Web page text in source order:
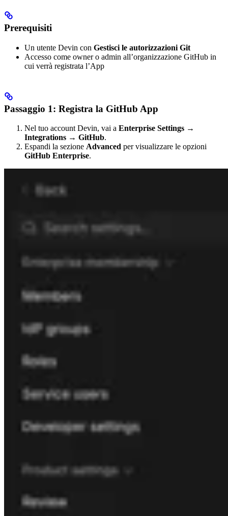
Prerequisiti
Un utente Devin con Gestisci le autorizzazioni Git
Accesso come owner o admin all’organizzazione GitHub in
cui verrà registrata l’App
Passaggio 1: Registra la GitHub App
Nel tuo account Devin, vai a Enterprise Settings →
Integrations → GitHub.
Espandi la sezione Advanced per visualizzare le opzioni
GitHub Enterprise.